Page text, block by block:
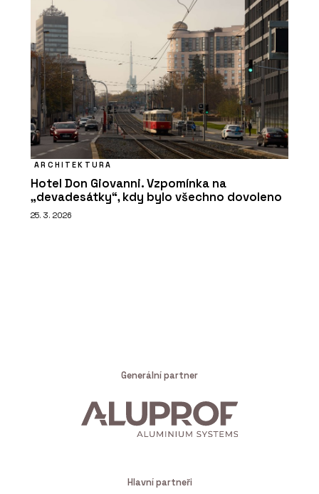
ARCHITEKTURA
Hotel Don Giovanni. Vzpomínka na
„devadesátky“, kdy bylo všechno dovoleno
25. 3. 2026
Generální partner
Hlavní partneři